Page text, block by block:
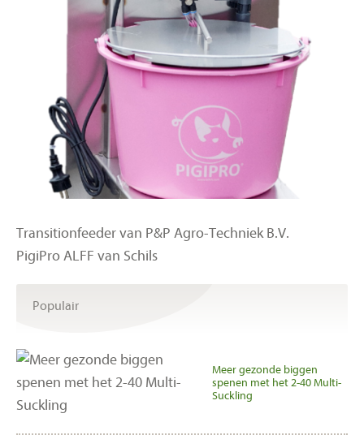
Transitionfeeder van P&P Agro-Techniek B.V.
PigiPro ALFF van Schils
Populair
Meer gezonde biggen
spenen met het 2-40 Multi-
Suckling